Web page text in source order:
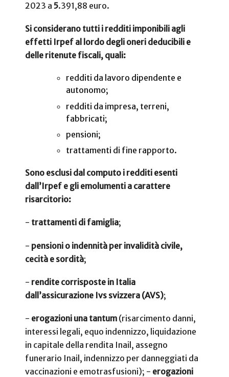
2023 a 5.391,88 euro.
Si considerano tutti i redditi imponibili agli
effetti Irpef al lordo degli oneri deducibili e
delle ritenute fiscali, quali:
redditi da lavoro dipendente e
autonomo;
redditi da impresa, terreni,
fabbricati;
pensioni;
trattamenti di fine rapporto.
Sono esclusi dal computo i redditi esenti
dall’Irpef e gli emolumenti a carattere
risarcitorio:
- trattamenti di famiglia;
- pensioni o indennità per invalidità civile,
cecità e sordità;
- rendite corrisposte in Italia
dall’assicurazione Ivs svizzera (AVS);
- erogazioni una tantum (risarcimento danni,
interessi legali, equo indennizzo, liquidazione
in capitale della rendita Inail, assegno
funerario Inail, indennizzo per danneggiati da
vaccinazioni e emotrasfusioni); - erogazioni